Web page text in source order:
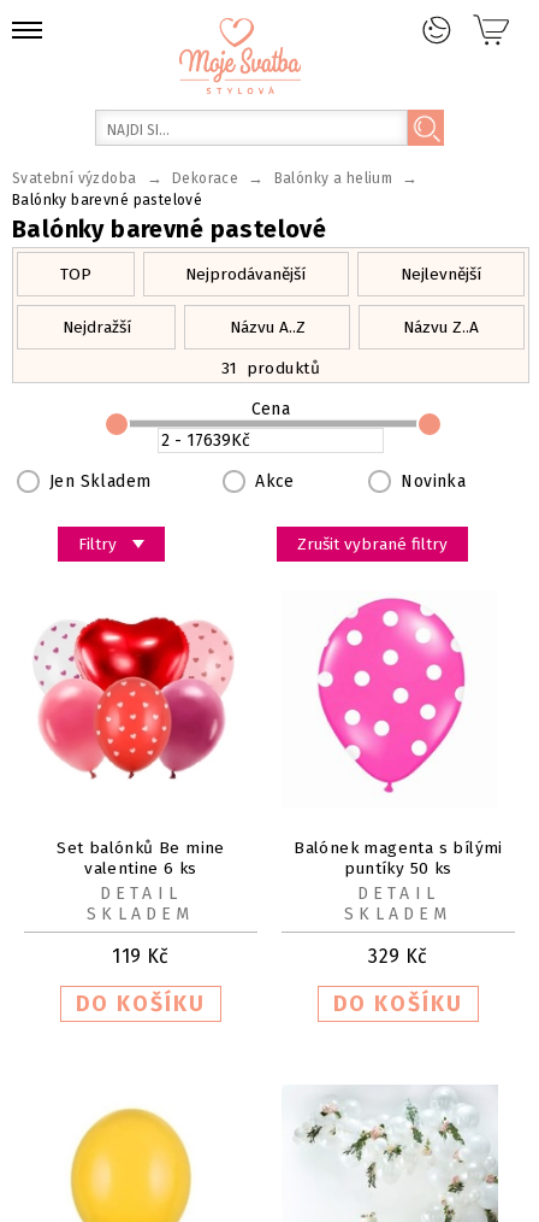
Balónky barevné pastelové
Svatební výzdoba → Dekorace → Balónky a helium →
Balónky barevné pastelové
TOP Nejprodávanější Nejlevnější
Nejdražší Názvu A..Z
Názvu Z..A
31
produktů
Filtry
Jen Skladem Akce Novinka
Cena
Zrušit vybrané filtry
Set balónků Be mine
valentine 6 ks
119 Kč
DETAIL
SKLADEM
Balónek magenta s bílými
puntíky 50 ks
329 Kč
DETAIL
SKLADEM